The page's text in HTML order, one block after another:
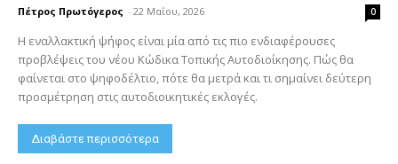
Πέτρος Πρωτόγερος - 22 Μαΐου, 2026 0
Η εναλλακτική ψήφος είναι μία από τις πιο ενδιαφέρουσες
προβλέψεις του νέου Κώδικα Τοπικής Αυτοδιοίκησης. Πώς θα
φαίνεται στο ψηφοδέλτιο, πότε θα μετρά και τι σημαίνει δεύτερη
προσμέτρηση στις αυτοδιοικητικές εκλογές.
Διαβάστε περισσότερα